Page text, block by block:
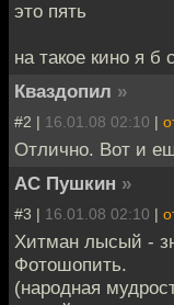
это пять
на такое кино я б
Кваздопил »
#2 | 16.01.08 02:10 |
Отлично. Вот и
АС Пушкин »
#3 | 16.01.08 02:10 |
Хитман лысый -
Фотошопить.
(народная